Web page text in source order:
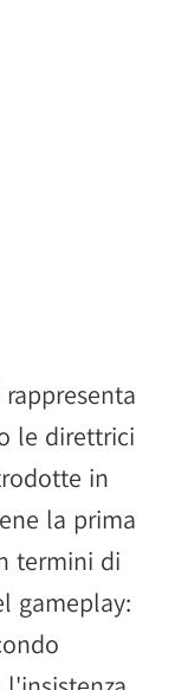
le direttrici
in
la prima
termini di
gameplay: